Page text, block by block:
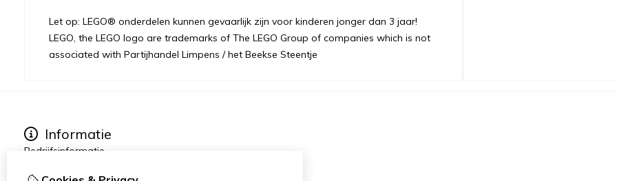
Let op: LEGO® onderdelen kunnen gevaarlijk zijn voor kinderen jonger dan 3 jaar!
LEGO, the LEGO logo are trademarks of The LEGO Group of companies which is not
associated with Partijhandel Limpens / het Beekse Steentje
Informatie
Bedrijfsinformatie